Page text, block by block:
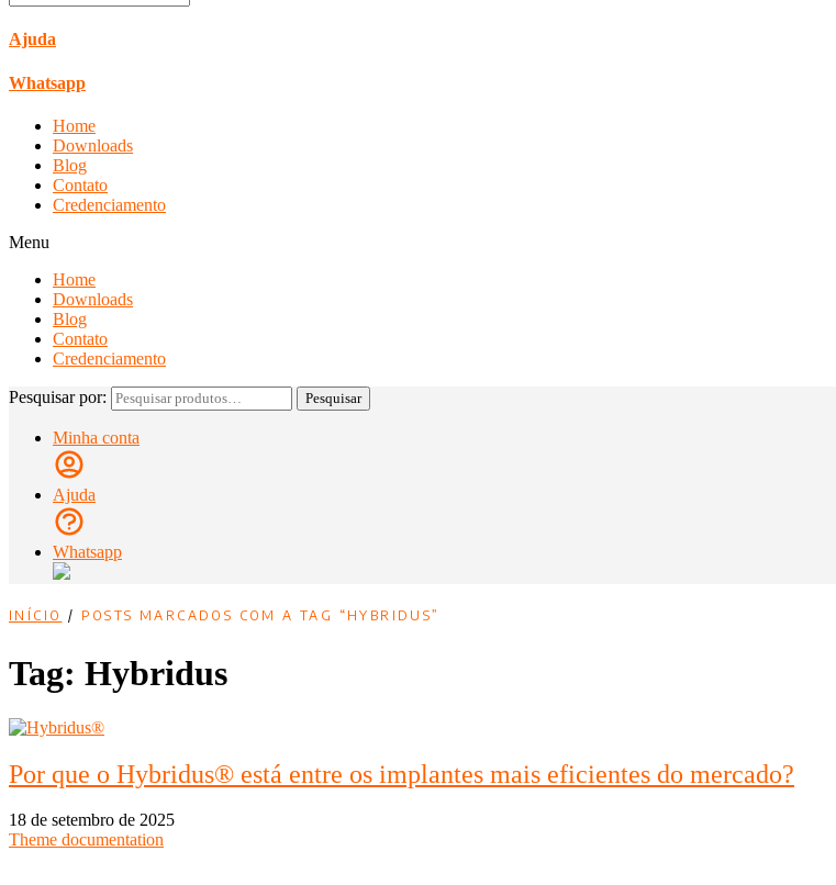
Ajuda
Whatsapp
Home
Downloads
Blog
Contato
Credenciamento
Menu
Home
Downloads
Blog
Contato
Credenciamento
Pesquisar por: Pesquisar
Minha conta
Ajuda
Whatsapp
INÍCIO / POSTS MARCADOS COM A TAG “HYBRIDUS”
Tag: Hybridus
Por que o Hybridus® está entre os implantes mais eficientes do mercado?
18 de setembro de 2025
Theme documentation